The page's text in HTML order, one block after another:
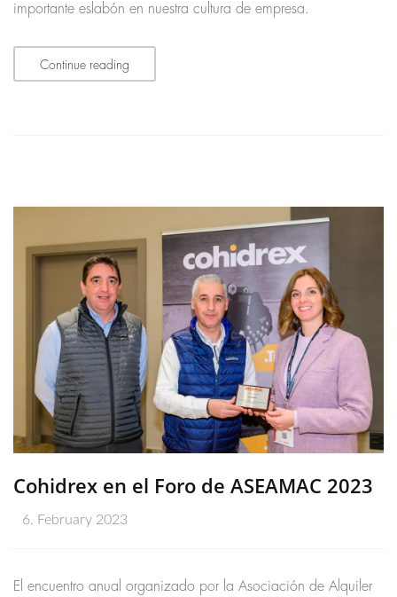
importante eslabón en nuestra cultura de empresa.
Continue reading
Cohidrex en el Foro de ASEAMAC 2023
6. February 2023
El encuentro anual organizado por la Asociación de Alquiler